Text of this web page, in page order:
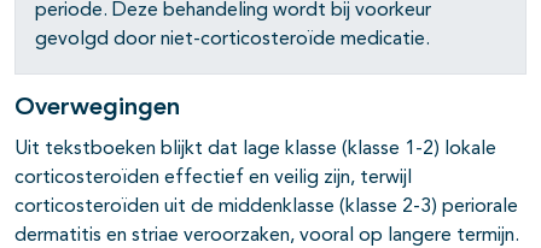
periode. Deze behandeling wordt bij voorkeur
gevolgd door niet-corticosteroïde medicatie.
Overwegingen
Uit tekstboeken blijkt dat lage klasse (klasse 1-2) lokale
corticosteroïden effectief en veilig zijn, terwijl
corticosteroïden uit de middenklasse (klasse 2-3) periorale
dermatitis en striae veroorzaken, vooral op langere termijn.